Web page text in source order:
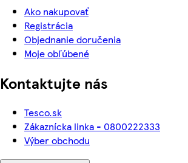
Ako nakupovať
Registrácia
Objednanie doručenia
Moje obľúbené
Kontaktujte nás
Tesco.sk
Zákaznícka linka - 0800222333
Výber obchodu